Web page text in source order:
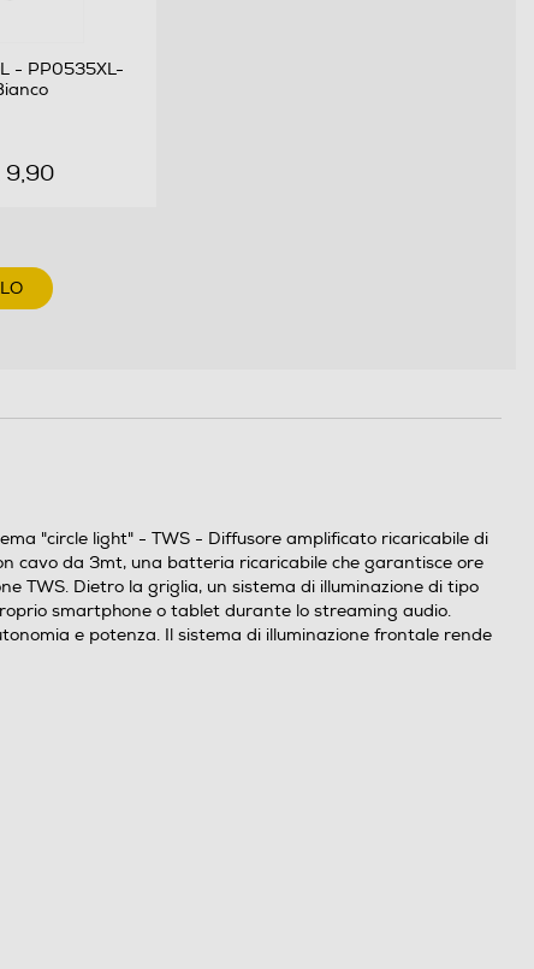
- PP0535XL-
9,90
"circle light" - TWS - Diffusore amplificato ricaricabile di
cavo da 3mt, una batteria ricaricabile che garantisce ore
TWS. Dietro la griglia, un sistema di illuminazione di tipo
smartphone o tablet durante lo streaming audio.
e potenza. Il sistema di illuminazione frontale rende